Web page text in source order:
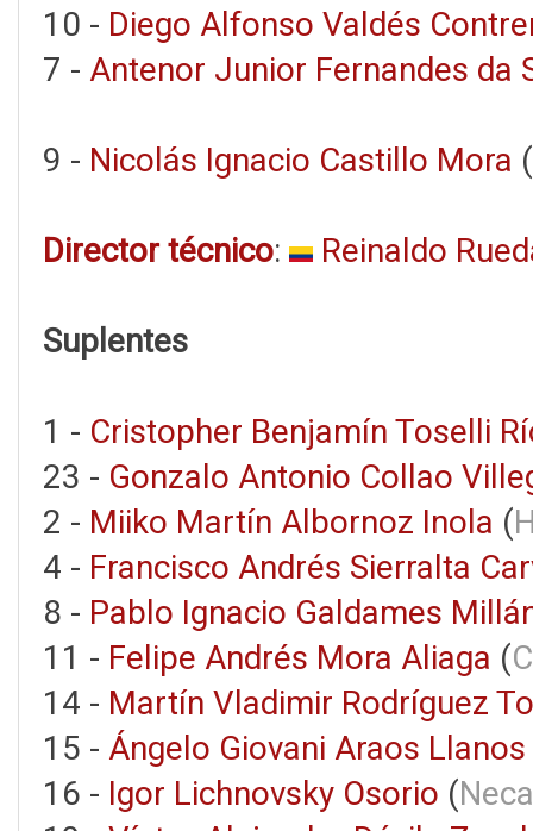
10 - Diego Alfonso Valdés
7 - Antenor Junior Fernandes da
9 - Nicolás Ignacio Castillo Mora (
Director técnico: Reinaldo
Suplentes
1 - Cristopher Benjamín Toselli
23 - Gonzalo Antonio Collao
2 - Miiko Martín Albornoz Inola (
4 - Francisco Andrés Sierralta
8 - Pablo Ignacio Galdames
11 - Felipe Andrés Mora Aliaga (
14 - Martín Vladimir Rodríguez
15 - Ángelo Giovani Araos Llanos
16 - Igor Lichnovsky Osorio (